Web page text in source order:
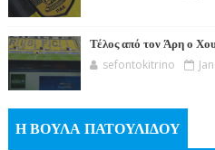
Τέλος από τον Άρη ο
sefontokitrino
Η ΒΟΥΛΑ ΠΑΤΟΥΛΙΔΟΥ